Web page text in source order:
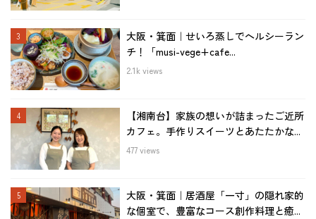
大阪・箕面｜せいろ蒸しでヘルシーラン
チ！「musi-vege+cafe...
2.1k views
【湘南台】家族の想いが詰まったご近所
カフェ。手作りスイーツとあたたかな...
477 views
大阪・箕面｜居酒屋「一寸」の隠れ家的
な個室で、豊富なコース創作料理と癒...